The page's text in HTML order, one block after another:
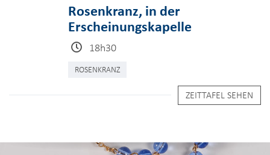
Rosenkranz, in der
Erscheinungskapelle
18h30
ROSENKRANZ
ZEITTAFEL SEHEN